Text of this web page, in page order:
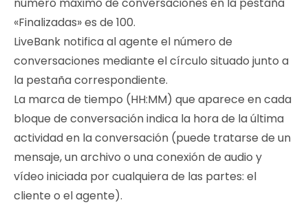
«Finalizadas» es de 100.
LiveBank notifica al agente el número de
conversaciones mediante el círculo situado junto a
la pestaña correspondiente.
La marca de tiempo (HH:MM) que aparece en cada
bloque de conversación indica la hora de la última
actividad en la conversación (puede tratarse de un
mensaje, un archivo o una conexión de audio y
vídeo iniciada por cualquiera de las partes: el
cliente o el agente).